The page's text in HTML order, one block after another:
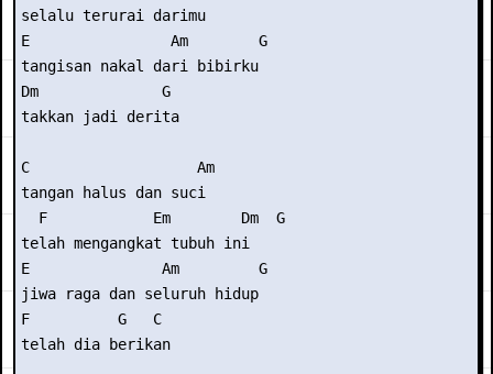
selalu terurai darimu
E                Am        G
tangisan nakal dari bibirku
Dm              G
takkan jadi derita
C                   Am
tangan halus dan suci
  F            Em        Dm  G
telah mengangkat tubuh ini
E               Am         G
jiwa raga dan seluruh hidup
F          G   C
telah dia berikan